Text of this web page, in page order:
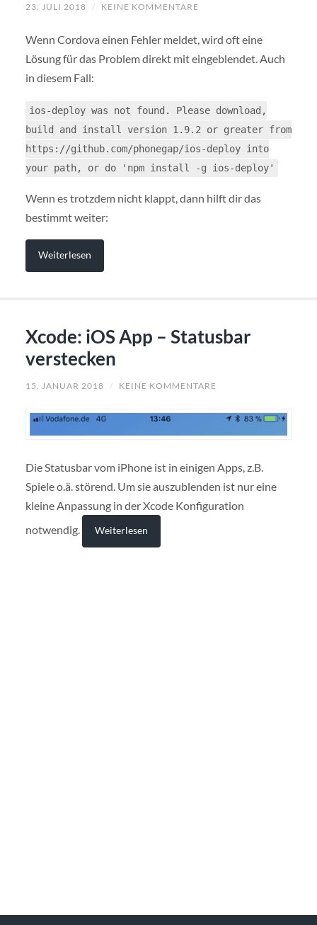
23. JULI 2018 / KEINE KOMMENTARE
Wenn Cordova einen Fehler meldet, wird oft eine
Lösung für das Problem direkt mit eingeblendet. Auch
in diesem Fall:
ios-deploy was not found. Please download,
build and install version 1.9.2 or greater from
https://github.com/phonegap/ios-deploy into
your path, or do 'npm install -g ios-deploy'
Wenn es trotzdem nicht klappt, dann hilft dir das
bestimmt weiter:
Weiterlesen
Xcode: iOS App – Statusbar
verstecken
15. JANUAR 2018 / KEINE KOMMENTARE
Die Statusbar vom iPhone ist in einigen Apps, z.B.
Spiele o.ä. störend. Um sie auszublenden ist nur eine
kleine Anpassung in der Xcode Konfiguration
notwendig.
Weiterlesen